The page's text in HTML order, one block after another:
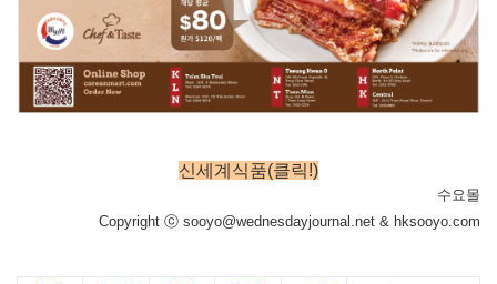
신세계식품(클릭!)
수요몰
Copyright ⓒ sooyo@wednesdayjournal.net & hksooyo.com